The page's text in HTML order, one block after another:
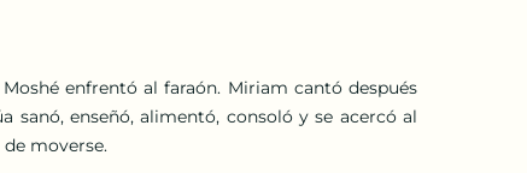
enfrentó al faraón. Miriam cantó después
sanó, enseñó, alimentó, consoló y se acercó al
moverse.